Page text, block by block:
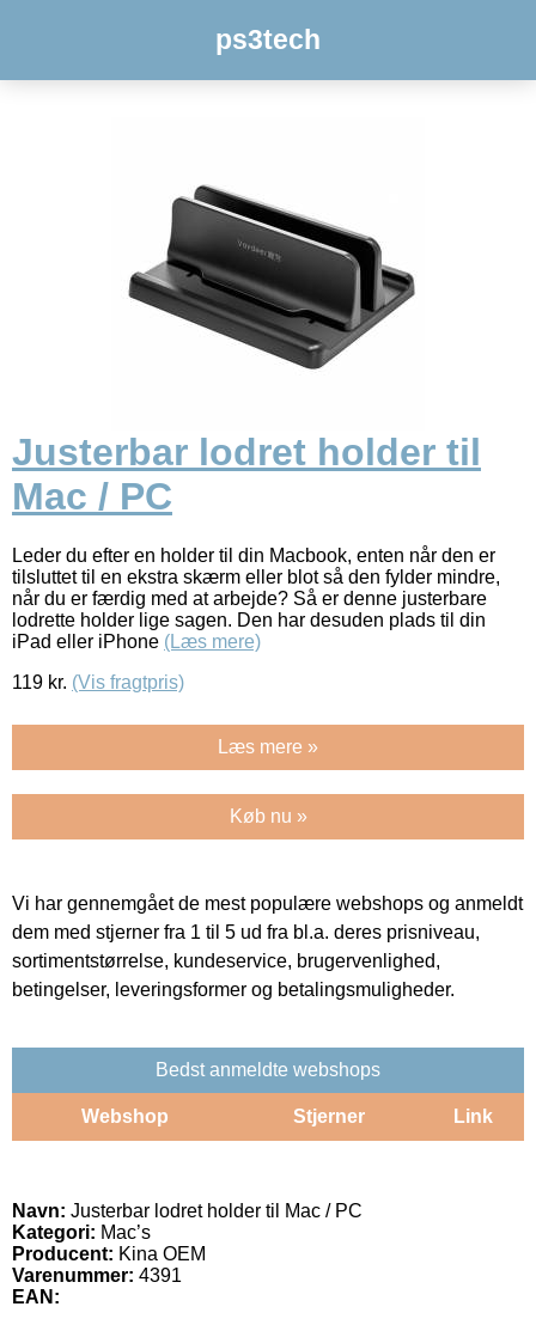
ps3tech
Justerbar lodret holder til
Mac / PC
Leder du efter en holder til din Macbook, enten når den er
tilsluttet til en ekstra skærm eller blot så den fylder mindre,
når du er færdig med at arbejde? Så er denne justerbare
lodrette holder lige sagen. Den har desuden plads til din
iPad eller iPhone (Læs mere)
119 kr. (Vis fragtpris)
Læs mere »
Køb nu »
Vi har gennemgået de mest populære webshops og anmeldt
dem med stjerner fra 1 til 5 ud fra bl.a. deres prisniveau,
sortimentstørrelse, kundeservice, brugervenlighed,
betingelser, leveringsformer og betalingsmuligheder.
Bedst anmeldte webshops
Webshop Stjerner Link
Navn: Justerbar lodret holder til Mac / PC
Kategori: Mac’s
Producent: Kina OEM
Varenummer: 4391
EAN: